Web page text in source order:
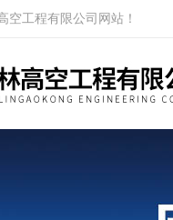
空工程有限公司网站！